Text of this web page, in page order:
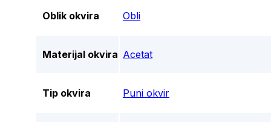
Oblik okvira Obli
Materijal okvira Acetat
Tip okvira Puni okvir